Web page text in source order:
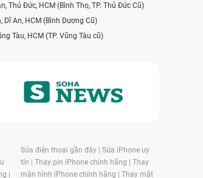
Thủ Đức, HCM (Bình Thọ, TP. Thủ Đức Cũ)
Dĩ An, HCM (Bình Dương Cũ)
Tàu, HCM (TP. Vũng Tàu cũ)
|
Sửa điện thoại gần đây | Sửa iPhone uy
tín | Thay pin iPhone chính hãng | Thay
màn hình iPhone chính hãng | Thay mặt